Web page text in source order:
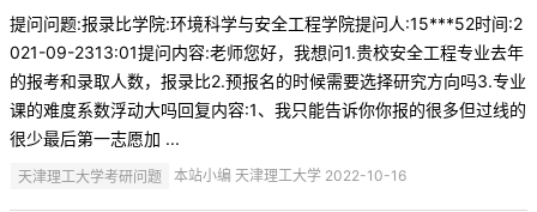
提问问题:报录比学院:环境科学与安全工程学院提问人:15***52时间:2
021-09-2313:01提问内容:老师您好，我想问1.贵校安全工程专业去年
的报考和录取人数，报录比2.预报名的时候需要选择研究方向吗3.专业
课的难度系数浮动大吗回复内容:1、我只能告诉你你报的很多但过线的
很少最后第一志愿加 ...
天津理工大学考研问题 本站小编 天津理工大学 2022-10-16